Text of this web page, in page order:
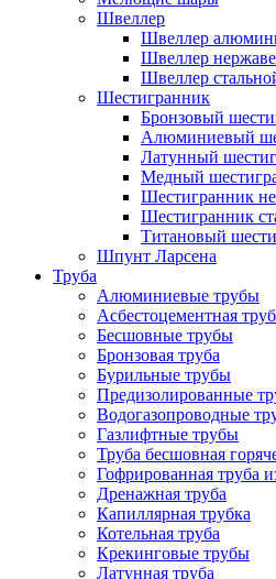
Швеллер
Швеллер
Швеллер
Швеллер
Шестигранник
Бронзовый
Алюминиевый
Латунный
Медный
Шестигранник
Шестигранник
Титановый
Шпунт Ларсена
Труба
Алюминиевые трубы
Асбестоцементная
Бесшовные трубы
Бронзовая труба
Бурильные трубы
Предизолированные
Водогазопроводные
Газлифтные трубы
Труба бесшовная
Гофрированная труба
Дренажная труба
Капиллярная трубка
Котельная труба
Крекинговые трубы
Латунная труба